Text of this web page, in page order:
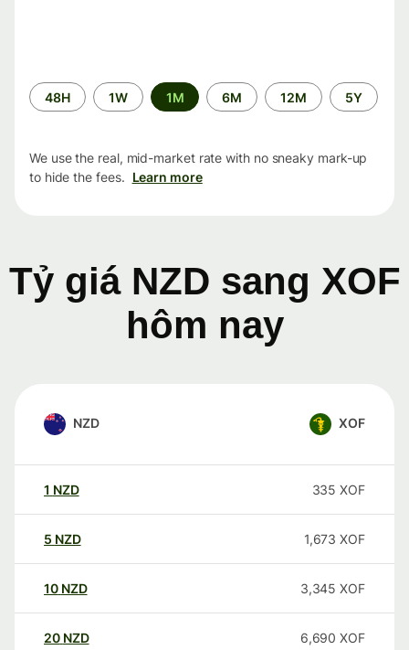
Time
period
48H 1W 1M 6M 12M 5Y
We use the real, mid-market rate with no sneaky mark-up
to hide the fees. Learn more
Tỷ giá NZD sang XOF
hôm nay
NZD XOF
1 NZD 335 XOF
5 NZD 1,673 XOF
10 NZD 3,345 XOF
20 NZD 6,690 XOF